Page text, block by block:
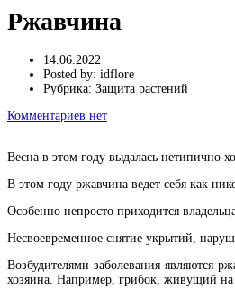
Ржавчина
14.06.2022
Posted by: idflore
Рубрика: Защита растений
Комментариев нет
Весна в этом году выдалась нетипично
В этом году ржавчина ведет себя как
Особенно непросто приходится
Несвоевременное снятие укрытий,
Возбудителями заболевания являются
хозяина. Например, грибок, живущий на